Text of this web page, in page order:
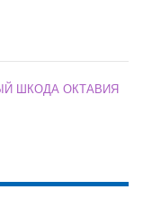
ШКОДА ОКТАВИЯ